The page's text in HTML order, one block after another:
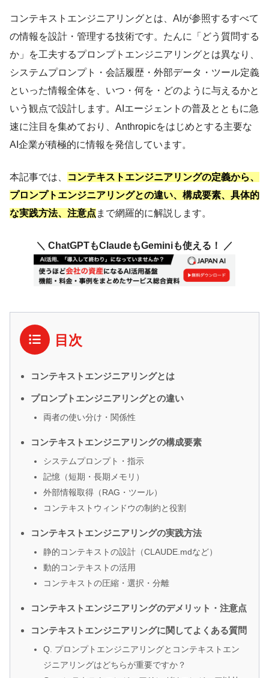
コンテキストエンジニアリングとは、AIが参照するすべて
の情報を設計・管理する技術です。たんに「どう質問する
か」を工夫するプロンプトエンジニアリングとは異なり、
システムプロンプト・会話履歴・外部データ・ツール定義
といった情報全体を、いつ・何を・どのように与えるかと
いう観点で設計します。AIエージェントの普及とともに急
速に注目を集めており、Anthropicをはじめとする主要な
AI企業が積極的に情報を発信しています。
本記事では、
コンテキストエンジニアリングの定義から、
プロンプトエンジニアリングとの違い、構成要素、具体的
な実践方法、注意点 まで網羅的に解説します。
＼ ChatGPTもClaudeもGeminiも使える！ ／
目次
コンテキストエンジニアリングとは
プロンプトエンジニアリングとの違い
両者の使い分け・関係性
コンテキストエンジニアリングの構成要素
システムプロンプト・指示
記憶（短期・長期メモリ）
外部情報取得（RAG・ツール）
コンテキストウィンドウの制約と役割
コンテキストエンジニアリングの実践方法
静的コンテキストの設計（CLAUDE.mdなど）
動的コンテキストの活用
コンテキストの圧縮・選択・分離
コンテキストエンジニアリングのデメリット・注意点
コンテキストエンジニアリングに関してよくある質問
Q. プロンプトエンジニアリングとコンテキストエン
ジニアリングはどちらが重要ですか？